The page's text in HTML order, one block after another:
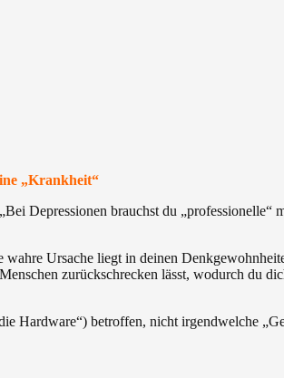
„Krankheit“
Depressionen brauchst du
wahre Ursache liegt in deinen
zurückschrecken lässt, wodurch du
Hardware“) betroffen, nicht irgendwelche